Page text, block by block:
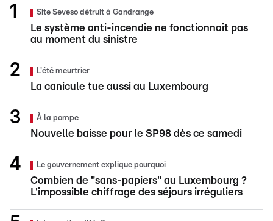
Site Seveso détruit à Gandrange
Le système anti-incendie ne fonctionnait pas
au moment du sinistre
L'été meurtrier
La canicule tue aussi au Luxembourg
À la pompe
Nouvelle baisse pour le SP98 dès ce samedi
Le gouvernement explique pourquoi
Combien de "sans-papiers" au Luxembourg ?
L'impossible chiffrage des séjours irréguliers